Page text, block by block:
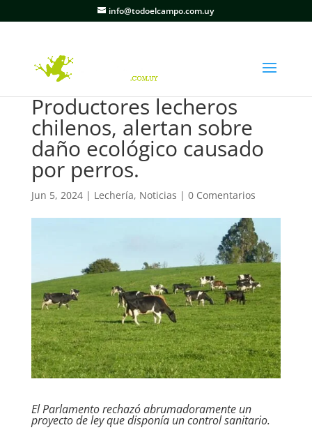
info@todoelcampo.com.uy
Productores lecheros
chilenos, alertan sobre
daño ecológico causado
por perros.
Jun 5, 2024| Lechería, Noticias | 0 Comentarios
El Parlamento rechazó abrumadoramente un
proyecto de ley que disponía un control sanitario.